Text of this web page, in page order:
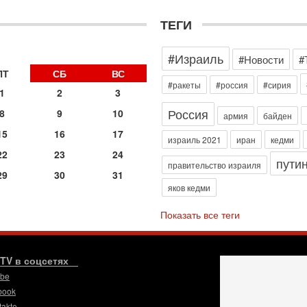
СБ
ВС
1
2
3
8 9
10
16
17
23
24
30 31
ТЕГИ
#Израиль
#Новости
#ракеты #россия #сирия
Россия армия байден
израиль 2021 иран кедми
правительство израиля путин
яков кедми
Показать все теги
в соцсетях